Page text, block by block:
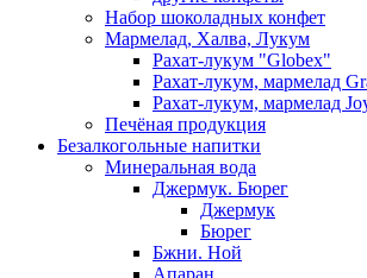
Набор шоколадных конфет
Мармелад, Халва, Лукум
Рахат-лукум "Globex"
Рахат-лукум, мармелад
Рахат-лукум, мармелад
Печёная продукция
Безалкогольные напитки
Минеральная вода
Джермук. Бюрег
Джермук
Бюрег
Бжни. Ной
Апаран